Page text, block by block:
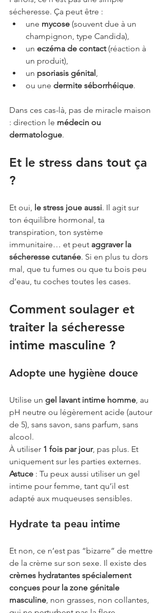
sécheresse. Ça peut être :
une mycose (souvent due à un
champignon, type Candida),
un eczéma de contact (réaction à
un produit),
un psoriasis génital,
ou une dermite séborrhéique.
Dans ces cas-là, pas de miracle maison
: direction le médecin ou
dermatologue.
Et le stress dans tout ça
?
Et oui, le stress joue aussi. Il agit sur
ton équilibre hormonal, ta
transpiration, ton système
immunitaire… et peut aggraver la
sécheresse cutanée. Si en plus tu dors
mal, que tu fumes ou que tu bois peu
d’eau, tu coches toutes les cases.
Comment soulager et
traiter la sécheresse
intime masculine ?
Adopte une hygiène douce
Utilise un gel lavant intime homme, au
pH neutre ou légèrement acide (autour
de 5), sans savon, sans parfum, sans
alcool.
À utiliser 1 fois par jour, pas plus. Et
uniquement sur les parties externes.
Astuce : Tu peux aussi utiliser un gel
intime pour femme, tant qu’il est
adapté aux muqueuses sensibles.
Hydrate ta peau intime
Et non, ce n’est pas “bizarre” de mettre
de la crème sur son sexe. Il existe des
crèmes hydratantes spécialement
conçues pour la zone génitale
masculine, non grasses, non collantes,